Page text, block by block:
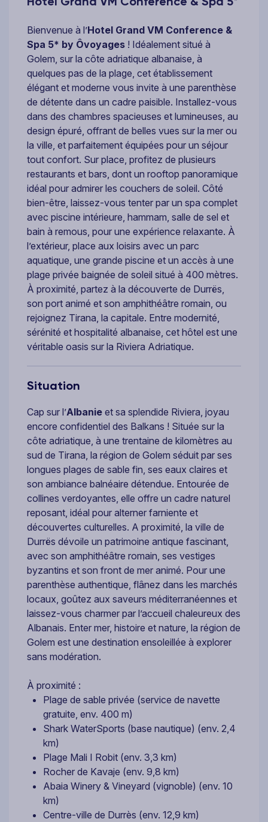
Bienvenue à l’Hotel Grand VM Conference &
Spa 5* by Ôvoyages ! Idéalement situé à
Golem, sur la côte adriatique albanaise, à
quelques pas de la plage, cet établissement
élégant et moderne vous invite à une parenthèse
de détente dans un cadre paisible. Installez-vous
dans des chambres spacieuses et lumineuses, au
design épuré, offrant de belles vues sur la mer ou
la ville, et parfaitement équipées pour un séjour
tout confort. Sur place, profitez de plusieurs
restaurants et bars, dont un rooftop panoramique
idéal pour admirer les couchers de soleil. Côté
bien-être, laissez-vous tenter par un spa complet
avec piscine intérieure, hammam, salle de sel et
bain à remous, pour une expérience relaxante. À
l’extérieur, place aux loisirs avec un parc
aquatique, une grande piscine et un accès à une
plage privée baignée de soleil situé à 400 mètres.
À proximité, partez à la découverte de Durrës,
son port animé et son amphithéâtre romain, ou
rejoignez Tirana, la capitale. Entre modernité,
sérénité et hospitalité albanaise, cet hôtel est une
véritable oasis sur la Riviera Adriatique.
Situation
Cap sur l’Albanie et sa splendide Riviera, joyau
encore confidentiel des Balkans ! Située sur la
côte adriatique, à une trentaine de kilomètres au
sud de Tirana, la région de Golem séduit par ses
longues plages de sable fin, ses eaux claires et
son ambiance balnéaire détendue. Entourée de
collines verdoyantes, elle offre un cadre naturel
reposant, idéal pour alterner farniente et
découvertes culturelles. A proximité, la ville de
Durrës dévoile un patrimoine antique fascinant,
avec son amphithéâtre romain, ses vestiges
byzantins et son front de mer animé. Pour une
parenthèse authentique, flânez dans les marchés
locaux, goûtez aux saveurs méditerranéennes et
laissez-vous charmer par l’accueil chaleureux des
Albanais. Enter mer, histoire et nature, la région de
Golem est une destination ensoleillée à explorer
sans modération.
À proximité :
Plage de sable privée (service de navette
gratuite, env. 400 m)
Shark WaterSports (base nautique) (env. 2,4
km)
Plage Mali I Robit (env. 3,3 km)
Rocher de Kavaje (env. 9,8 km)
Abaia Winery & Vineyard (vignoble) (env. 10
km)
Centre-ville de Durrès (env. 12,9 km)